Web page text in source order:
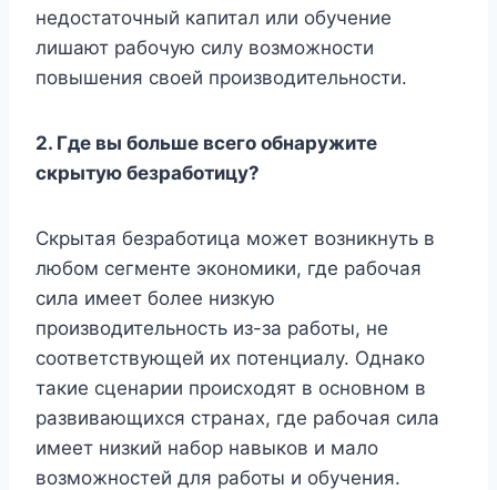
недостаточный капитал или обучение
лишают рабочую силу возможности
повышения своей производительности.
2. Где вы больше всего обнаружите
скрытую безработицу?
Скрытая безработица может возникнуть в
любом сегменте экономики, где рабочая
сила имеет более низкую
производительность из-за работы, не
соответствующей их потенциалу. Однако
такие сценарии происходят в основном в
развивающихся странах, где рабочая сила
имеет низкий набор навыков и мало
возможностей для работы и обучения.